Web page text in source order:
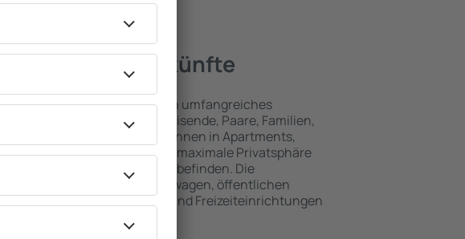
– beste Unterkünfte
in Lodzkie umfassen ein umfangreiches
vielen Objekten für Alleinreisende, Paare, Familien,
Gruppen. Die Besucher können in Apartments,
Pensionen übernachten, die maximale Privatsphäre
sich im Zentrum von Lodzkie befinden. Die
wie die Nähe zu Mietwagen, öffentlichen
Geschäften, Service- und Freizeiteinrichtungen